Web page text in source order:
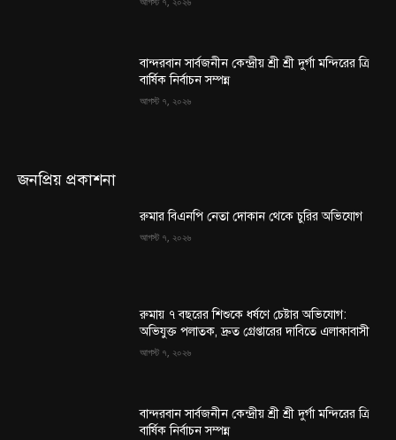
বান্দরবান সার্বজনীন কেন্দ্রীয় শ্রী শ্রী দুর্গা মন্দিরের ত্রি
বার্ষিক নির্বাচন সম্পন্ন
আগস্ট ৭, ২০২৬
জনপ্রিয় প্রকাশনা
রুমার বিএনপি নেতা দোকান থেকে চুরির অভিযোগ
আগস্ট ৭, ২০২৬
রুমায় ৭ বছরের শিশুকে ধর্ষণে চেষ্টার অভিযোগ:
অভিযুক্ত পলাতক, দ্রুত গ্রেপ্তারের দাবিতে এলাকাবাসী
আগস্ট ৭, ২০২৬
বান্দরবান সার্বজনীন কেন্দ্রীয় শ্রী শ্রী দুর্গা মন্দিরের ত্রি
বার্ষিক নির্বাচন সম্পন্ন